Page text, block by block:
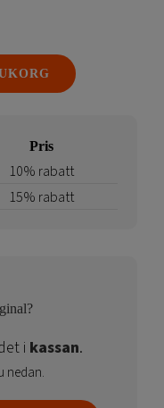
Pris
10% rabatt
15% rabatt
i kassan.
nedan.